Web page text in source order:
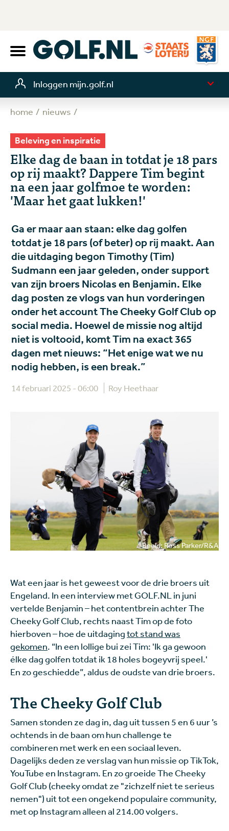
Inloggen mijn.golf.nl
home nieuws
Beleving en inspiratie
Elke dag de baan in totdat je 18 pars
op rij maakt? Dappere Tim begint
na een jaar golfmoe te worden:
'Maar het gaat lukken!'
Ga er maar aan staan: elke dag golfen
totdat je 18 pars (of beter) op rij maakt. Aan
die uitdaging begon Timothy (Tim)
Sudmann een jaar geleden, onder support
van zijn broers Nicolas en Benjamin. Elke
dag posten ze vlogs van hun vorderingen
onder het account The Cheeky Golf Club op
social media. Hoewel de missie nog altijd
niet is voltooid, komt Tim na exact 365
dagen met nieuws: “Het enige wat we nu
nodig hebben, is een break.”
14 februari 2025 - 06:00 Roy Heethaar
Beeld: Ross Parker/R&A
Wat een jaar is het geweest voor de drie broers uit
Engeland. In een interview met GOLF.NL in juni
vertelde Benjamin – het contentbrein achter The
Cheeky Golf Club, rechts naast Tim op de foto
hierboven – hoe de uitdagingtot stand was
gekomen. “In een lollige bui zei Tim: 'Ik ga gewoon
élke dag golfen totdat ik 18 holes bogeyvrij speel.'
En zo geschiedde”, aldus de oudste van drie broers.
The Cheeky Golf Club
Samen stonden ze dag in, dag uit tussen 5 en 6 uur ’s
ochtends in de baan om hun challenge te
combineren met werk en een sociaal leven.
Dagelijks deden ze verslag van hun missie op TikTok,
YouTube en Instagram. En zo groeide The Cheeky
Golf Club (cheeky omdat ze "zichzelf niet te serieus
nemen") uit tot een ongekend populaire community,
met op Instagram alleen al 214.00 volgers.